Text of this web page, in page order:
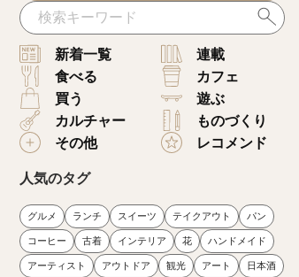
新着一覧
連載
食べる
カフェ
買う
遊ぶ
カルチャー
ものづくり
その他
レコメンド
人気のタグ
グルメ ランチ スイーツ テイクアウト パン
コーヒー 古着 インテリア 花 ハンドメイド
アーティスト アウトドア 観光 アート 日本酒